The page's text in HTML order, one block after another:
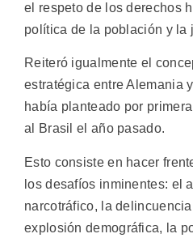
el respeto de los derechos
política de la población y la
Reiteró igualmente el
estratégica entre Alemania
había planteado por
al Brasil el año pasado.
Esto consiste en hacer
los desafíos inminentes: el
narcotráfico, la
explosión demográfica, la